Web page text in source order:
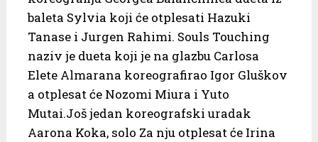
baleta Sylvia koji će otplesati Hazuki
Tanase i Jurgen Rahimi. Souls Touching
naziv je dueta koji je na glazbu Carlosa
Elete Almarana koreografirao Igor Gluškov
a otplesat će Nozomi Miura i Yuto
Mutai.Još jedan koreografski uradak
Aarona Koka, solo Za nju otplesat će Irina